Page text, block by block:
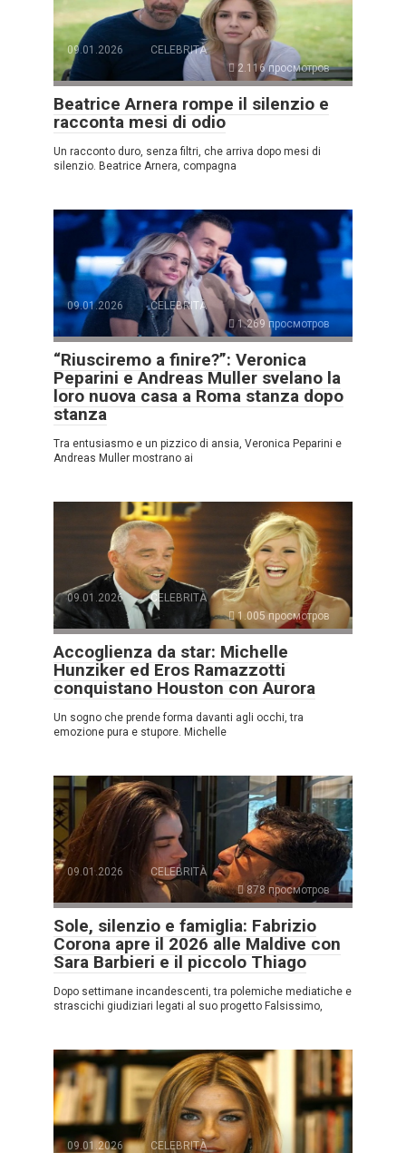
09.01.2026
CELEBRITÀ
2.116 просмотров
Beatrice Arnera rompe il silenzio e
racconta mesi di odio
Un racconto duro, senza filtri, che arriva dopo mesi di
silenzio. Beatrice Arnera, compagna
09.01.2026
CELEBRITÀ
1.269 просмотров
“Riusciremo a finire?”: Veronica
Peparini e Andreas Muller svelano la
loro nuova casa a Roma stanza dopo
stanza
Tra entusiasmo e un pizzico di ansia, Veronica Peparini e
Andreas Muller mostrano ai
09.01.2026
CELEBRITÀ
1.005 просмотров
Accoglienza da star: Michelle
Hunziker ed Eros Ramazzotti
conquistano Houston con Aurora
Un sogno che prende forma davanti agli occhi, tra
emozione pura e stupore. Michelle
09.01.2026
CELEBRITÀ
878 просмотров
Sole, silenzio e famiglia: Fabrizio
Corona apre il 2026 alle Maldive con
Sara Barbieri e il piccolo Thiago
Dopo settimane incandescenti, tra polemiche mediatiche e
strascichi giudiziari legati al suo progetto Falsissimo,
09.01.2026
CELEBRITÀ